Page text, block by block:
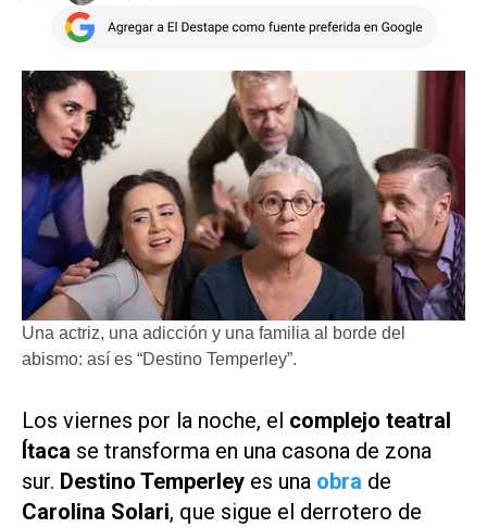
Una actriz, una adicción y una familia al borde del
abismo: así es “Destino Temperley”.
Los viernes por la noche, el complejo teatral
Ítaca se transforma en una casona de zona
sur. Destino Temperley es una obra de
Carolina Solari, que sigue el derrotero de